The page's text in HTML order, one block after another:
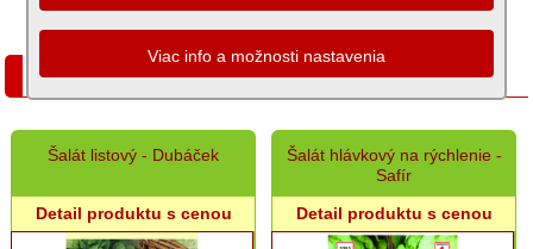
Semená
a
osivá
Zemiaky
sadbové
Bôb,
Hrach,
cícer
Šalát
Šalát listový - Dubáček
Detail produktu s cenou
Šalát hlávkový na rýchlenie -
Safír
Detail produktu s cenou